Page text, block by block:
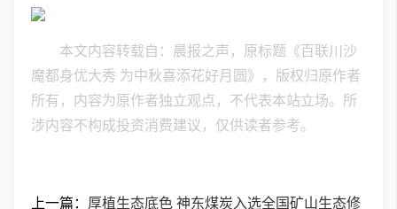
本文内容转载自：晨报之声，原标题《百联川沙
魔都身优大秀 为中秋喜添花好月圆》，版权归原作者
所有，内容为原作者独立观点，不代表本站立场。所
涉内容不构成投资消费建议，仅供读者参考。
上一篇： 厚植生态底色 神东煤炭入选全国矿山生态修